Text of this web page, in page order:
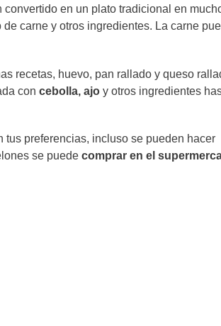
en un plato tradicional en
carne y otros ingredientes. La carne
recetas, huevo, pan rallado y queso
con cebolla, ajo y otros ingredientes
tus preferencias, incluso se pueden hacer
se puede comprar en el